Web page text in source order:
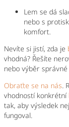
Lem se dá
nebo s
komfort.
Nevíte si jistí, zda je
vhodná? Řešíte
nebo výběr správné
Obraťte se na nás.
vhodností konkrétní
tak, aby výsledek
fungoval.